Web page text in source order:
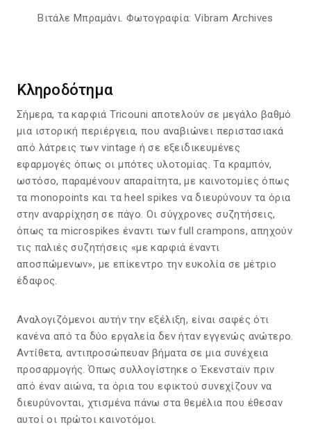
Βιτάλε Μπραμάνι. Φωτογραφία: Vibram Archives
Κληροδότημα
Σήμερα, τα καρφιά Tricouni αποτελούν σε μεγάλο βαθμό
μια ιστορική περιέργεια, που αναβιώνει περιστασιακά
από λάτρεις των vintage ή σε εξειδικευμένες
εφαρμογές όπως οι μπότες υλοτομίας. Τα κραμπόν,
ωστόσο, παραμένουν απαραίτητα, με καινοτομίες όπως
τα monopoints και τα heel spikes να διευρύνουν τα όρια
στην αναρρίχηση σε πάγο. Οι σύγχρονες συζητήσεις,
όπως τα microspikes έναντι των full crampons, απηχούν
τις παλιές συζητήσεις «με καρφιά έναντι
αποσπώμενων», με επίκεντρο την ευκολία σε μέτριο
έδαφος.
Αναλογιζόμενοι αυτήν την εξέλιξη, είναι σαφές ότι
κανένα από τα δύο εργαλεία δεν ήταν εγγενώς ανώτερο.
Αντίθετα, αντιπροσώπευαν βήματα σε μια συνέχεια
προσαρμογής. Όπως συλλογίστηκε ο Έκενσταϊν πριν
από έναν αιώνα, τα όρια του εφικτού συνεχίζουν να
διευρύνονται, χτισμένα πάνω στα θεμέλια που έθεσαν
αυτοί οι πρώτοι καινοτόμοι.